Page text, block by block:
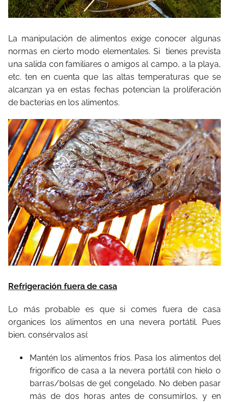
La manipulación de alimentos exige conocer algunas
normas en cierto modo elementales. Si
tienes prevista
una salida con familiares o amigos al campo, a la playa,
etc. ten en cuenta que las altas temperaturas que se
alcanzan ya en estas fechas potencian la proliferación
de bacterias en los alimentos.
Refrigeración fuera de casa
Lo más probable es que si comes fuera de casa
organices los alimentos en una nevera portátil. Pues
bien, consérvalos así:
Mantén los alimentos fríos. Pasa los alimentos del
frigorífico de casa a la nevera portátil con hielo o
barras/bolsas de gel congelado. No deben pasar
más de dos horas antes de consumirlos, y en